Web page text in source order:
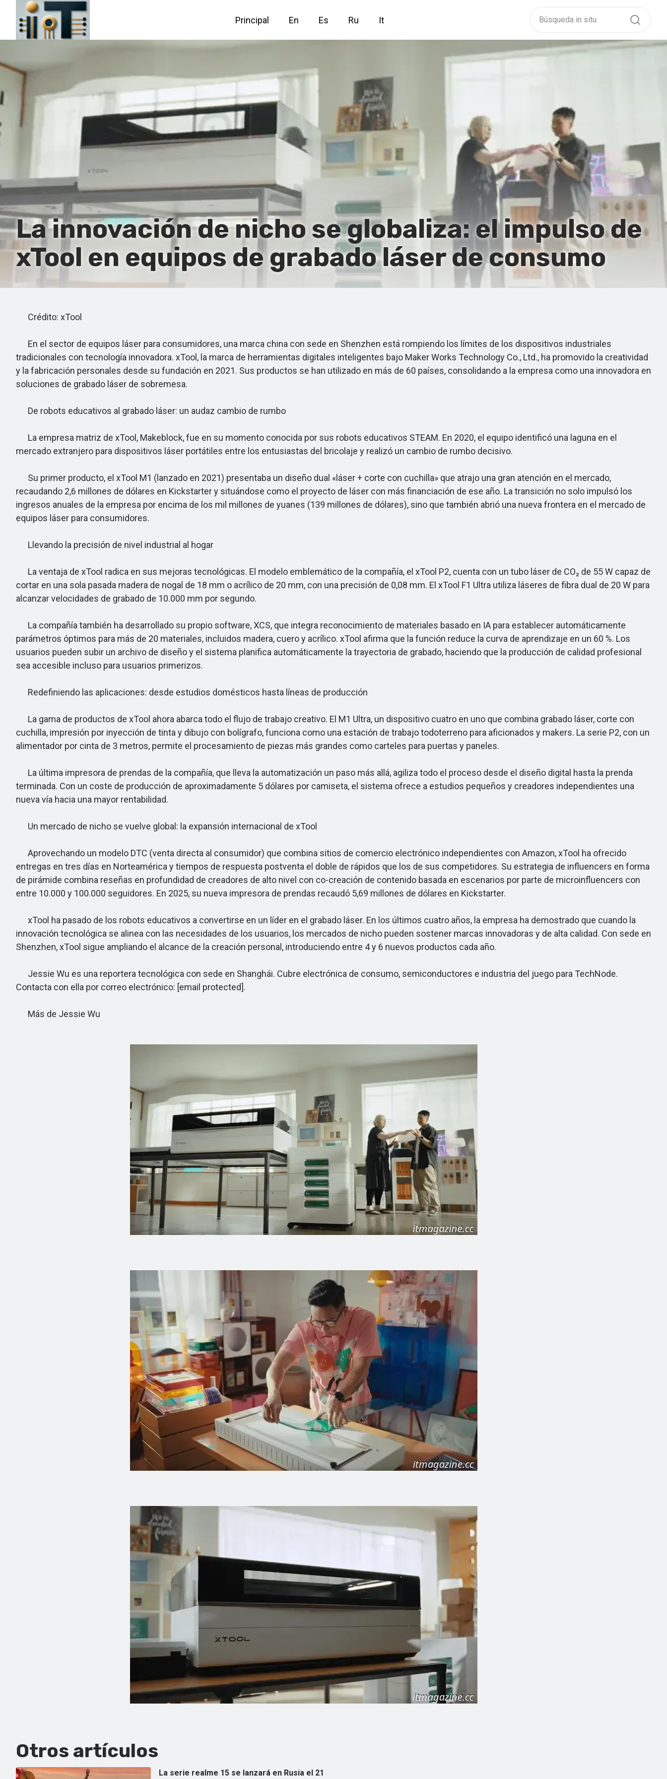
Principal En Es Ru It
La innovación de nicho se globaliza: el impulso de
xTool en equipos de grabado láser de consumo
Crédito: xTool
En el sector de equipos láser para consumidores, una marca china con sede en Shenzhen está rompiendo los límites de los dispositivos industriales
tradicionales con tecnología innovadora. xTool, la marca de herramientas digitales inteligentes bajo Maker Works Technology Co., Ltd., ha promovido la creatividad
y la fabricación personales desde su fundación en 2021. Sus productos se han utilizado en más de 60 países, consolidando a la empresa como una innovadora en
soluciones de grabado láser de sobremesa.
De robots educativos al grabado láser: un audaz cambio de rumbo
La empresa matriz de xTool, Makeblock, fue en su momento conocida por sus robots educativos STEAM. En 2020, el equipo identificó una laguna en el
mercado extranjero para dispositivos láser portátiles entre los entusiastas del bricolaje y realizó un cambio de rumbo decisivo.
Su primer producto, el xTool M1 (lanzado en 2021) presentaba un diseño dual «láser + corte con cuchilla» que atrajo una gran atención en el mercado,
recaudando 2,6 millones de dólares en Kickstarter y situándose como el proyecto de láser con más financiación de ese año. La transición no solo impulsó los
ingresos anuales de la empresa por encima de los mil millones de yuanes (139 millones de dólares), sino que también abrió una nueva frontera en el mercado de
equipos láser para consumidores.
Llevando la precisión de nivel industrial al hogar
La ventaja de xTool radica en sus mejoras tecnológicas. El modelo emblemático de la compañía, el xTool P2, cuenta con un tubo láser de CO₂ de 55 W capaz de
cortar en una sola pasada madera de nogal de 18 mm o acrílico de 20 mm, con una precisión de 0,08 mm. El xTool F1 Ultra utiliza láseres de fibra dual de 20 W para
alcanzar velocidades de grabado de 10.000 mm por segundo.
La compañía también ha desarrollado su propio software, XCS, que integra reconocimiento de materiales basado en IA para establecer automáticamente
parámetros óptimos para más de 20 materiales, incluidos madera, cuero y acrílico. xTool afirma que la función reduce la curva de aprendizaje en un 60 %. Los
usuarios pueden subir un archivo de diseño y el sistema planifica automáticamente la trayectoria de grabado, haciendo que la producción de calidad profesional
sea accesible incluso para usuarios primerizos.
Redefiniendo las aplicaciones: desde estudios domésticos hasta líneas de producción
La gama de productos de xTool ahora abarca todo el flujo de trabajo creativo. El M1 Ultra, un dispositivo cuatro en uno que combina grabado láser, corte con
cuchilla, impresión por inyección de tinta y dibujo con bolígrafo, funciona como una estación de trabajo todoterreno para aficionados y makers. La serie P2, con un
alimentador por cinta de 3 metros, permite el procesamiento de piezas más grandes como carteles para puertas y paneles.
La última impresora de prendas de la compañía, que lleva la automatización un paso más allá, agiliza todo el proceso desde el diseño digital hasta la prenda
terminada. Con un coste de producción de aproximadamente 5 dólares por camiseta, el sistema ofrece a estudios pequeños y creadores independientes una
nueva vía hacia una mayor rentabilidad.
Un mercado de nicho se vuelve global: la expansión internacional de xTool
Aprovechando un modelo DTC (venta directa al consumidor) que combina sitios de comercio electrónico independientes con Amazon, xTool ha ofrecido
entregas en tres días en Norteamérica y tiempos de respuesta postventa el doble de rápidos que los de sus competidores. Su estrategia de influencers en forma
de pirámide combina reseñas en profundidad de creadores de alto nivel con co-creación de contenido basada en escenarios por parte de microinfluencers con
entre 10.000 y 100.000 seguidores. En 2025, su nueva impresora de prendas recaudó 5,69 millones de dólares en Kickstarter.
xTool ha pasado de los robots educativos a convertirse en un líder en el grabado láser. En los últimos cuatro años, la empresa ha demostrado que cuando la
innovación tecnológica se alinea con las necesidades de los usuarios, los mercados de nicho pueden sostener marcas innovadoras y de alta calidad. Con sede en
Shenzhen, xTool sigue ampliando el alcance de la creación personal, introduciendo entre 4 y 6 nuevos productos cada año.
Jessie Wu es una reportera tecnológica con sede en Shanghái. Cubre electrónica de consumo, semiconductores e industria del juego para TechNode.
Contacta con ella por correo electrónico: [email protected].
Más de Jessie Wu
Otros artículos
La serie realme 15 se lanzará en Rusia el 21